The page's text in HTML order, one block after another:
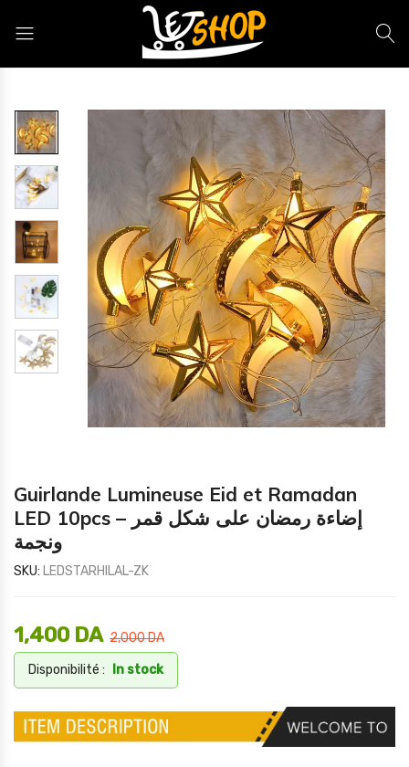
Guirlande Lumineuse Eid et Ramadan
LED 10pcs – إضاءة رمضان على شكل قمر
ونجمة
SKU: LEDSTARHILAL-ZK
2,000DA
1,400 DA
Disponibilité : In stock